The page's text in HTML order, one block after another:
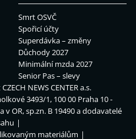
Smrt OSVČ
Spořicí účty
Superdávka – změny
Důchody 2027
Minimální mzda 2027
Senior Pas – slevy
CZECH NEWS CENTER a.s.
3493/1, 100 00 Praha 10 -
v OR, sp.zn. B 19490 a dodavatelé
materiálům